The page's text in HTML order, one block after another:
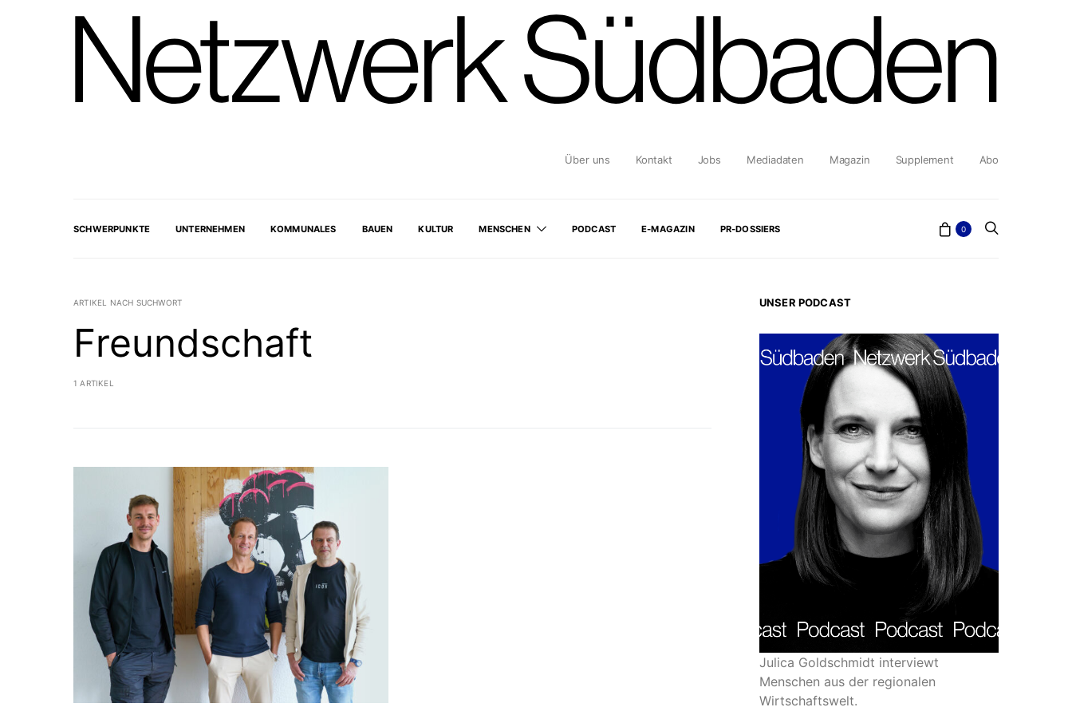
Über uns Kontakt Jobs Mediadaten Magazin Supplement Abo
SCHWERPUNKTE UNTERNEHMEN KOMMUNALES BAUEN KULTUR MENSCHEN PODCAST E-MAGAZIN PR-DOSSIERS 0
ARTIKEL NACH SUCHWORT
Freundschaft
1 ARTIKEL
UNSER PODCAST
Julica Goldschmidt interviewt
Menschen aus der regionalen
Wirtschaftswelt.